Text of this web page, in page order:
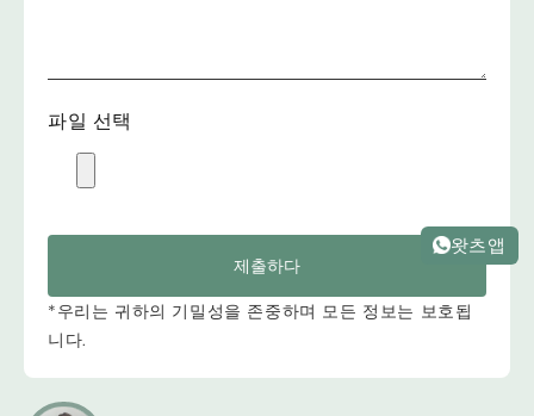
파일 선택
제출하다
*우리는 귀하의 기밀성을 존중하며 모든 정보는 보호됩
니다.
왓츠앱